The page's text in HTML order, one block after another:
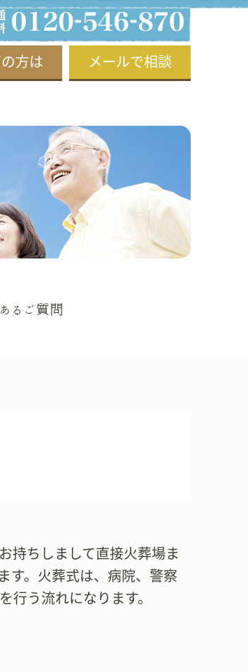
方は メールで相談
あるご質問
持ちしまして直接火葬場ま
す。火葬式は、病院、警察
行う流れになります。